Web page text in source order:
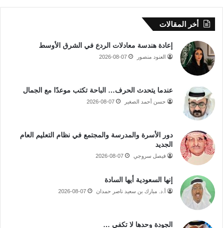
أخر المقالات
إعادة هندسة معادلات الردع في الشرق الأوسط
العنود منصور 2026-08-07
عندما يتحدث الحرف… الباحة تكتب موعدًا مع الجمال
حسن أحمد الصغير 2026-08-07
دور الأسرة والمدرسة والمجتمع في نظام التعليم العام
الجديد
فيصل سروجي 2026-08-07
إنها السعودية أيها السادة
أ.د. مبارك بن سعيد ناصر حمدان 2026-08-07
الجودة وحدها لا تكفي …